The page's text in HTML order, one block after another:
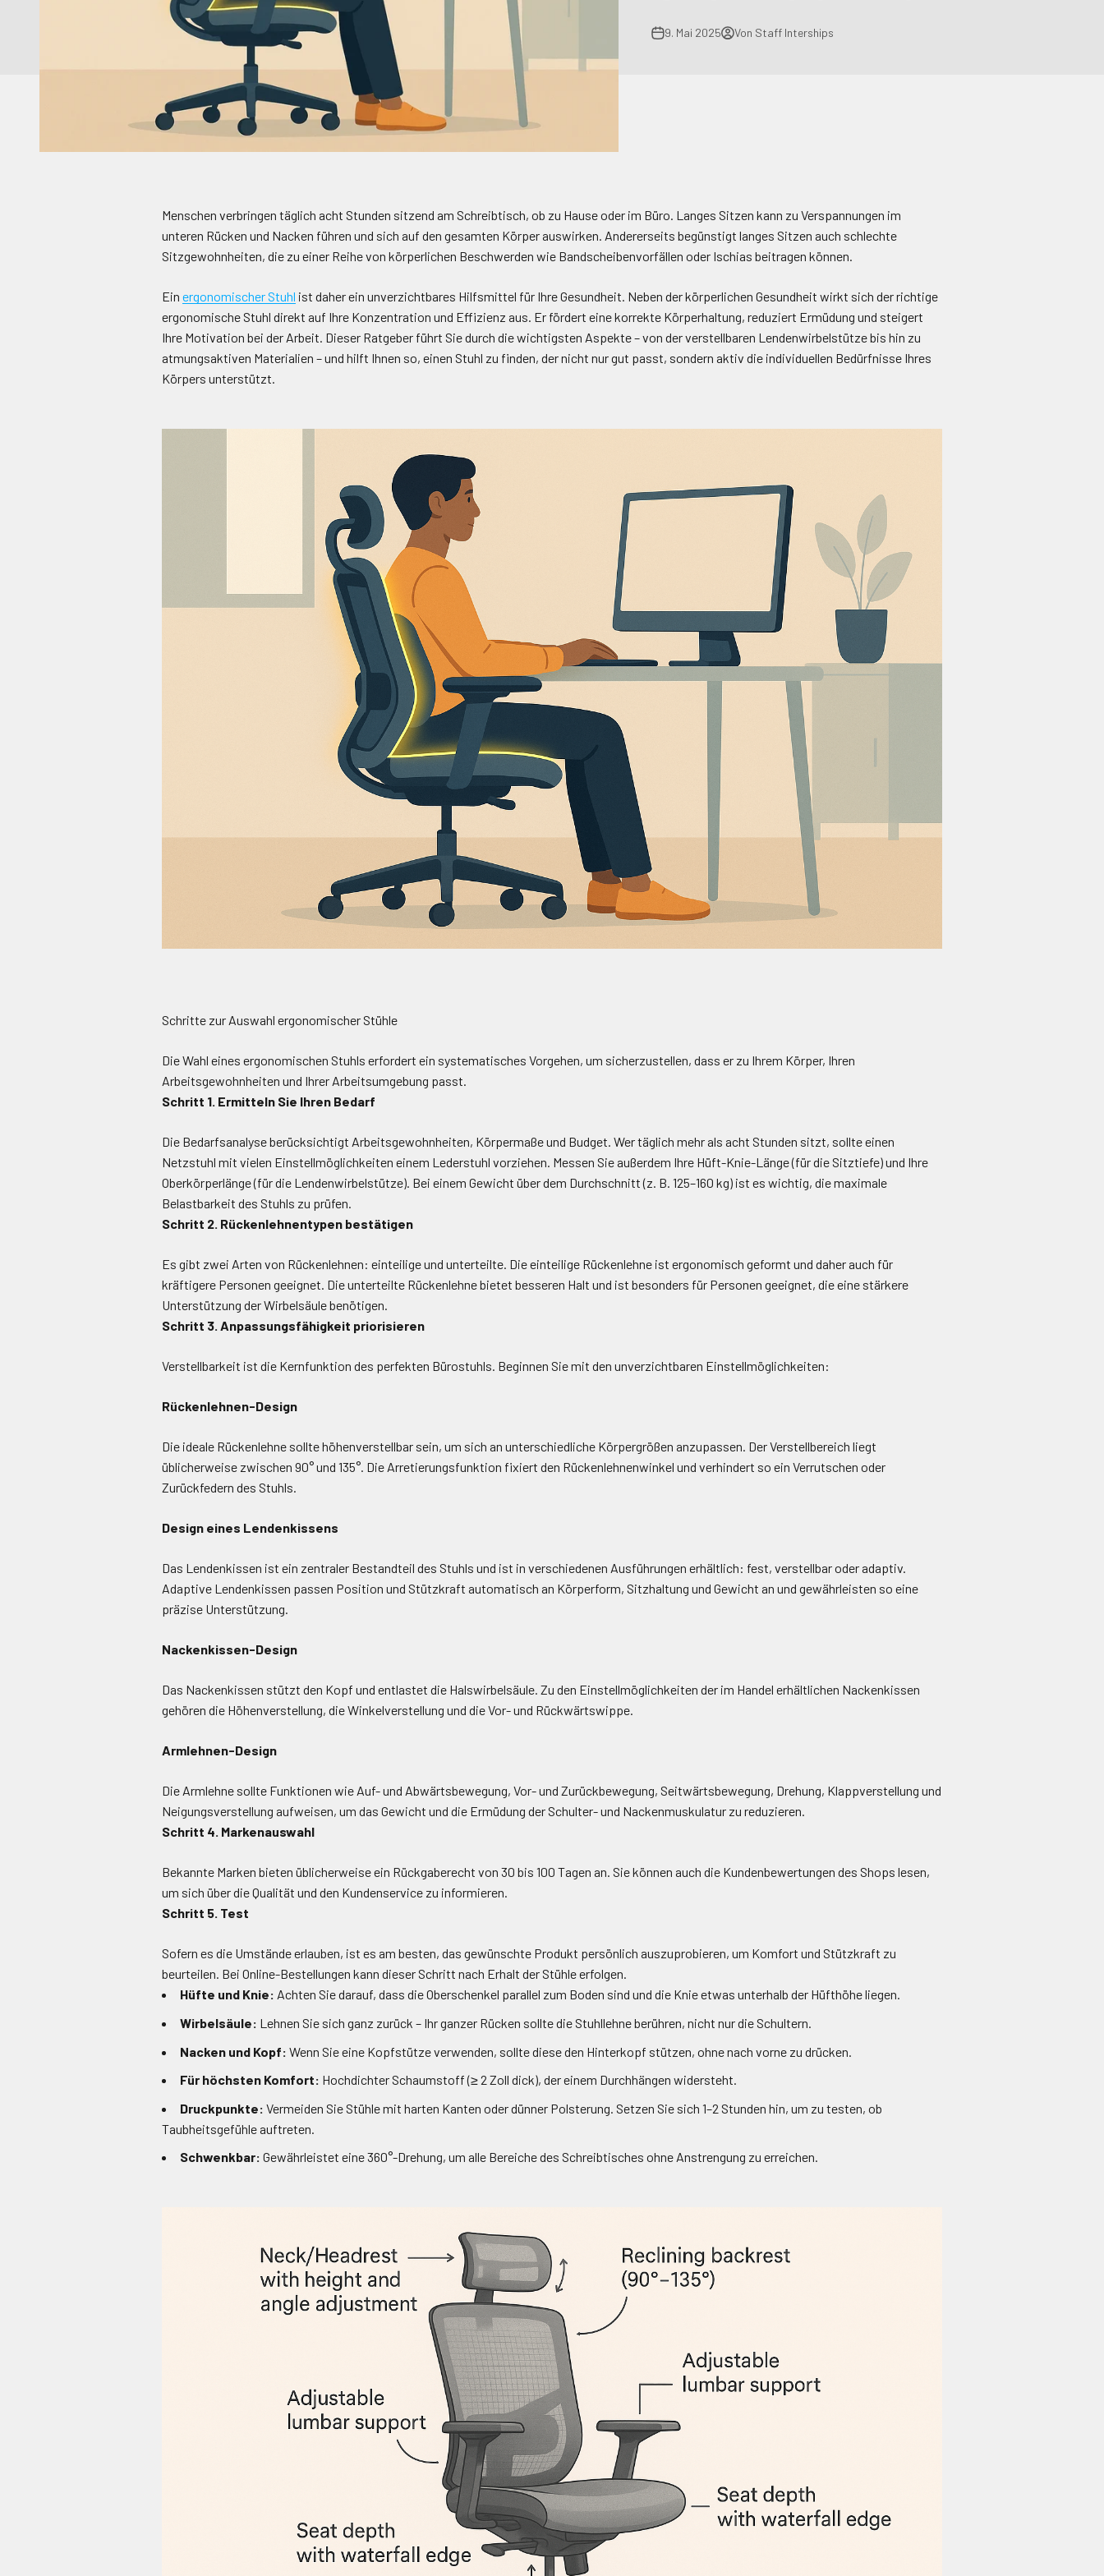
9. Mai 2025 Von Staff Interships
Menschen verbringen täglich acht Stunden sitzend am Schreibtisch, ob zu Hause oder im Büro. Langes Sitzen kann zu Verspannungen im
unteren Rücken und Nacken führen und sich auf den gesamten Körper auswirken. Andererseits begünstigt langes Sitzen auch schlechte
Sitzgewohnheiten, die zu einer Reihe von körperlichen Beschwerden wie Bandscheibenvorfällen oder Ischias beitragen können.
Ein ergonomischer Stuhl ist daherein unverzichtbares Hilfsmittel für Ihre Gesundheit. Neben der körperlichen Gesundheit wirkt sich der richtige
ergonomische Stuhl direkt auf Ihre Konzentration und Effizienz aus. Er fördert eine korrekte Körperhaltung, reduziert Ermüdung und steigert
Ihre Motivation bei der Arbeit. Dieser Ratgeber führt Sie durch die wichtigsten Aspekte – von der verstellbaren Lendenwirbelstütze bis hin zu
atmungsaktiven Materialien – und hilft Ihnen so, einen Stuhl zu finden, der nicht nur gut passt, sondern aktiv die individuellen Bedürfnisse Ihres
Körpers unterstützt.
Schritte zur Auswahl ergonomischer Stühle
Die Wahl eines ergonomischen Stuhls erfordert ein systematisches Vorgehen, um sicherzustellen, dass er zu Ihrem Körper, Ihren
Arbeitsgewohnheiten und Ihrer Arbeitsumgebung passt.
Schritt 1. Ermitteln Sie Ihren Bedarf
Die Bedarfsanalyse berücksichtigt Arbeitsgewohnheiten, Körpermaße und Budget. Wer täglich mehr als acht Stunden sitzt, sollte einen
Netzstuhl mit vielen Einstellmöglichkeiten einem Lederstuhl vorziehen. Messen Sie außerdem Ihre Hüft-Knie-Länge (für die Sitztiefe) und Ihre
Oberkörperlänge (für die Lendenwirbelstütze). Bei einem Gewicht über dem Durchschnitt (z. B. 125–160 kg) ist es wichtig, die maximale
Belastbarkeit des Stuhls zu prüfen.
Schritt 2. Rückenlehnentypen bestätigen
Es gibt zwei Arten von Rückenlehnen: einteilige und unterteilte. Die einteilige Rückenlehne ist ergonomisch geformt und daher auch für
kräftigere Personen geeignet. Die unterteilte Rückenlehne bietet besseren Halt und ist besonders für Personen geeignet, die eine stärkere
Unterstützung der Wirbelsäule benötigen.
Schritt 3. Anpassungsfähigkeit priorisieren
Verstellbarkeit ist die Kernfunktion des perfekten Bürostuhls. Beginnen Sie mit den unverzichtbaren Einstellmöglichkeiten:
Rückenlehnen-Design
Die ideale Rückenlehne sollte höhenverstellbar sein, um sich an unterschiedliche Körpergrößen anzupassen. Der Verstellbereich liegt
üblicherweise zwischen 90° und 135°. Die Arretierungsfunktion fixiert den Rückenlehnenwinkel und verhindert so ein Verrutschen oder
Zurückfedern des Stuhls.
Design eines Lendenkissens
Das Lendenkissen ist ein zentraler Bestandteil des Stuhls und ist in verschiedenen Ausführungen erhältlich: fest, verstellbar oder adaptiv.
Adaptive Lendenkissen passen Position und Stützkraft automatisch an Körperform, Sitzhaltung und Gewicht an und gewährleisten so eine
präzise Unterstützung.
Nackenkissen-Design
Das Nackenkissen stützt den Kopf und entlastet die Halswirbelsäule. Zu den Einstellmöglichkeiten der im Handel erhältlichen Nackenkissen
gehören die Höhenverstellung, die Winkelverstellung und die Vor- und Rückwärtswippe.
Armlehnen-Design
Die Armlehne sollte Funktionen wie Auf- und Abwärtsbewegung, Vor- und Zurückbewegung, Seitwärtsbewegung, Drehung, Klappverstellung und
Neigungsverstellung aufweisen, um das Gewicht und die Ermüdung der Schulter- und Nackenmuskulatur zu reduzieren.
Schritt 4. Markenauswahl
Bekannte Marken bieten üblicherweise ein Rückgaberecht von 30 bis 100 Tagen an. Sie können auch die Kundenbewertungen des Shops lesen,
um sich über die Qualität und den Kundenservice zu informieren.
Schritt 5. Test
Sofern es die Umstände erlauben, ist es am besten, das gewünschte Produkt persönlich auszuprobieren, um Komfort und Stützkraft zu
beurteilen. Bei Online-Bestellungen kann dieser Schritt nach Erhalt der Stühle erfolgen.
Hüfte und Knie: Achten Sie darauf, dass die Oberschenkel parallel zum Boden sind und die Knie etwas unterhalb der Hüfthöhe liegen.
Wirbelsäule: Lehnen Sie sich ganz zurück – Ihr ganzer Rücken sollte die Stuhllehne berühren, nicht nur die Schultern.
Nacken und Kopf: Wenn Sie eine Kopfstütze verwenden, sollte diese den Hinterkopf stützen, ohne nach vorne zu drücken.
Für höchsten Komfort: Hochdichter Schaumstoff (≥ 2 Zoll dick), der einem Durchhängen widersteht.
Druckpunkte: Vermeiden Sie Stühle mit harten Kanten oder dünner Polsterung. Setzen Sie sich 1–2 Stunden hin, um zu testen, ob
Taubheitsgefühle auftreten.
Schwenkbar: Gewährleistet eine 360°-Drehung, um alle Bereiche des Schreibtisches ohne Anstrengung zu erreichen.